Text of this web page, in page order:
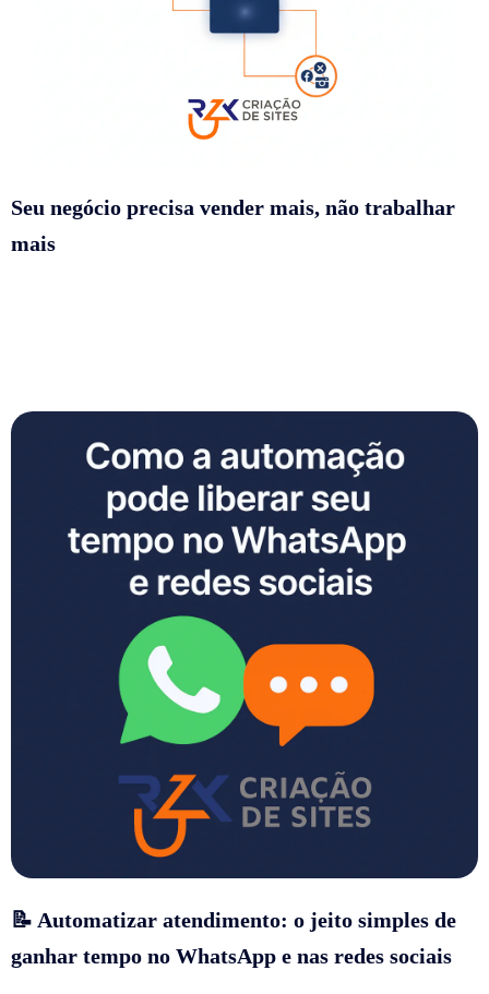
Seu negócio precisa vender mais, não trabalhar
mais
📝 Automatizar atendimento: o jeito simples de
ganhar tempo no WhatsApp e nas redes sociais